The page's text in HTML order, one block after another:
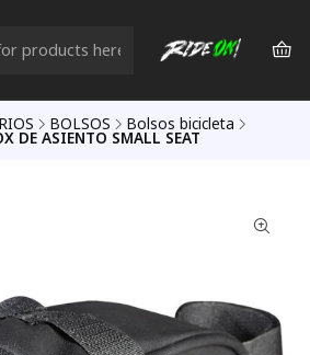
BOLSOS Bolsos bicicleta
DE ASIENTO SMALL SEAT